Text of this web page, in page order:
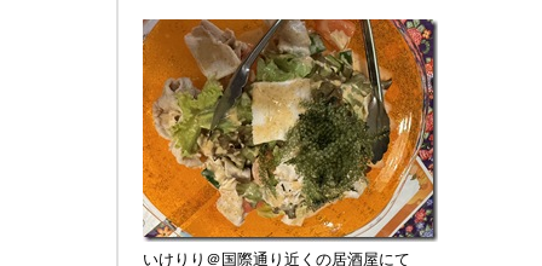
いけりり＠国際通り近くの居酒屋にて